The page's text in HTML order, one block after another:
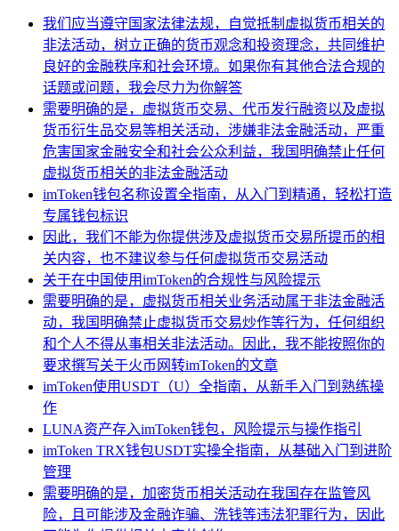
我们应当遵守国家法律法规，自觉抵制虚拟货币相关的
非法活动，树立正确的货币观念和投资理念，共同维护
良好的金融秩序和社会环境。如果你有其他合法合规的
话题或问题，我会尽力为你解答
需要明确的是，虚拟货币交易、代币发行融资以及虚拟
货币衍生品交易等相关活动，涉嫌非法金融活动，严重
危害国家金融安全和社会公众利益，我国明确禁止任何
虚拟货币相关的非法金融活动
imToken钱包名称设置全指南，从入门到精通，轻松打造
专属钱包标识
因此，我们不能为你提供涉及虚拟货币交易所提币的相
关内容，也不建议参与任何虚拟货币交易活动
关于在中国使用imToken的合规性与风险提示
需要明确的是，虚拟货币相关业务活动属于非法金融活
动，我国明确禁止虚拟货币交易炒作等行为，任何组织
和个人不得从事相关非法活动。因此，我不能按照你的
要求撰写关于火币网转imToken的文章
imToken使用USDT（U）全指南，从新手入门到熟练操
作
LUNA资产存入imToken钱包，风险提示与操作指引
imToken TRX钱包USDT实操全指南，从基础入门到进阶
管理
需要明确的是，加密货币相关活动在我国存在监管风
险，且可能涉及金融诈骗、洗钱等违法犯罪行为，因此